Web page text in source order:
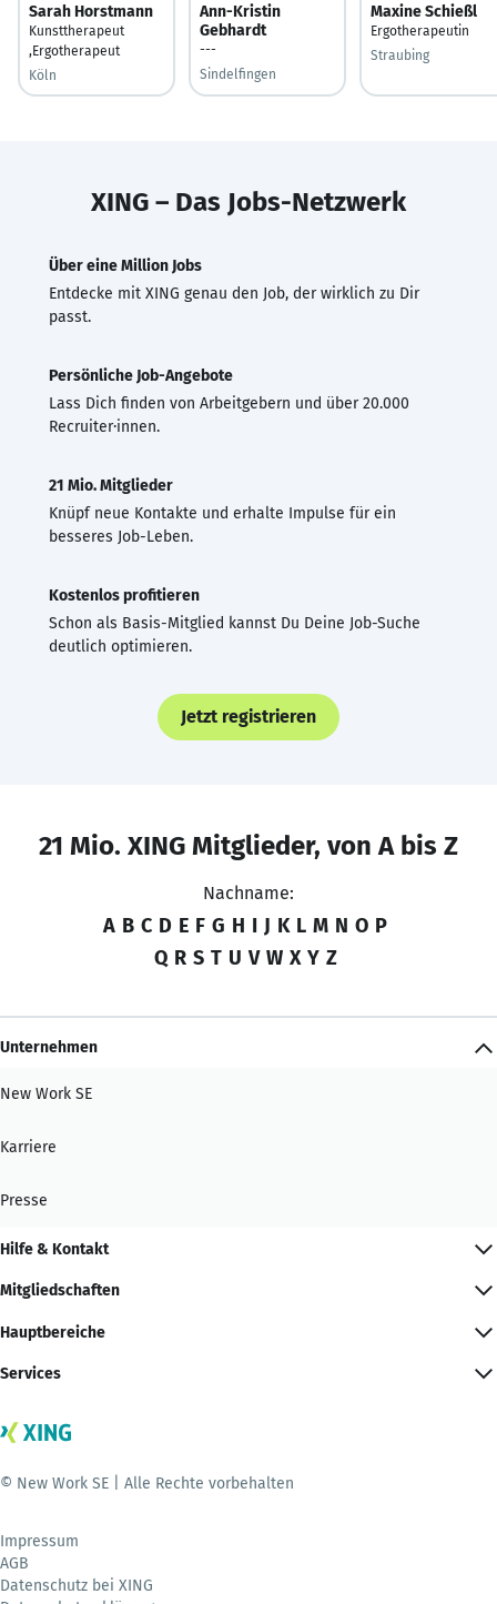
Sarah Horstmann
Kunsttherapeut
,Ergotherapeut
Köln
Ann-Kristin
Gebhardt
---
Sindelfingen
Maxine Schießl
Ergotherapeutin
Straubing
XING – Das Jobs-Netzwerk
Über eine Million Jobs
Entdecke mit XING genau den Job, der wirklich zu Dir
passt.
Persönliche Job-Angebote
Lass Dich finden von Arbeitgebern und über 20.000
Recruiter·innen.
21 Mio. Mitglieder
Knüpf neue Kontakte und erhalte Impulse für ein
besseres Job-Leben.
Kostenlos profitieren
Schon als Basis-Mitglied kannst Du Deine Job-Suche
deutlich optimieren.
Jetzt registrieren
21 Mio. XING Mitglieder, von A bis Z
Nachname:
A B C D E F G H I J K L M N O P
Q R S T U V W X Y Z
Unternehmen
New Work SE
Karriere
Presse
Hilfe & Kontakt
Mitgliedschaften
Hauptbereiche
Services
© New Work SE | Alle Rechte vorbehalten
Impressum
AGB
Datenschutz bei XING